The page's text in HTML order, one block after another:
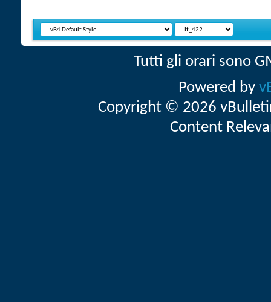
Tutti gli orari sono
Powered by
Copyright © 2026
Content